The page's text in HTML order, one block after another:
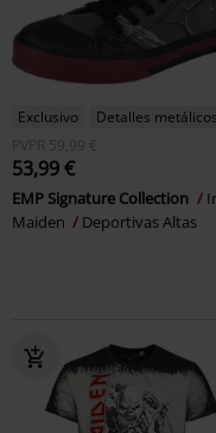
Exclusivo
Detalles metálicos
PVPR
59,99 €
53,99 €
EMP Signature Collection
Maiden
Deportivas Altas